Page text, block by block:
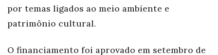
por temas ligados ao meio ambiente e
patrimônio cultural.
O financiamento foi aprovado em setembro de